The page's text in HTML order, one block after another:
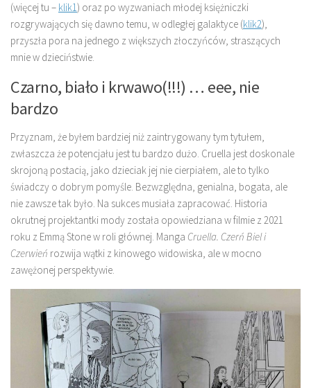
(więcej tu – klik1) oraz po wyzwaniach młodej księżniczki
rozgrywających się dawno temu, w odległej galaktyce (klik2),
przyszła pora na jednego z większych złoczyńców, straszących
mnie w dzieciństwie.
Czarno, biało i krwawo(!!!) … eee, nie
bardzo
Przyznam, że byłem bardziej niż zaintrygowany tym tytułem,
zwłaszcza że potencjału jest tu bardzo dużo. Cruella jest doskonale
skrojoną postacią, jako dzieciak jej nie cierpiałem, ale to tylko
świadczy o dobrym pomyśle. Bezwzględna, genialna, bogata, ale
nie zawsze tak było. Na sukces musiała zapracować. Historia
okrutnej projektantki mody została opowiedziana w filmie z 2021
roku z Emmą Stone w roli głównej. Manga Cruella. Czerń Biel i
Czerwień rozwija wątki z kinowego widowiska, ale w mocno
zawężonej perspektywie.